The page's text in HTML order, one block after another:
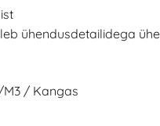
ühendusdetailidega
/ Kangas